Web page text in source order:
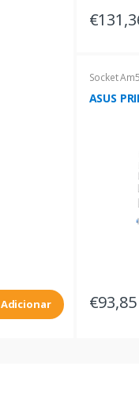
Adicionar
Socket Am5
ASUS
€93,85